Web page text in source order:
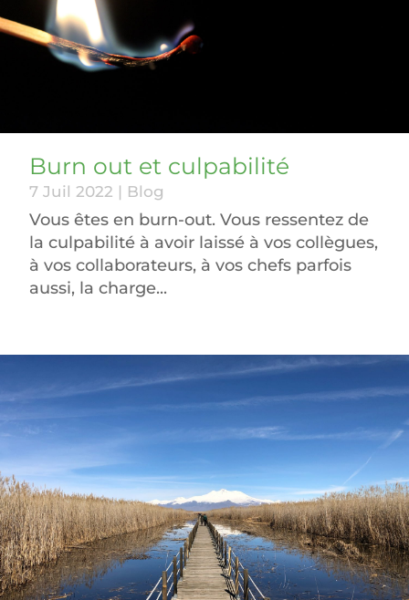
Burn out et culpabilité
7 Juil 2022 Blog
Vous êtes en burn-out. Vous ressentez de
la culpabilité à avoir laissé à vos collègues,
à vos collaborateurs, à vos chefs parfois
aussi, la charge...